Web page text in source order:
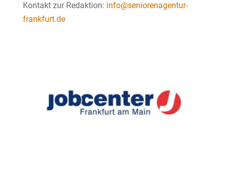
Kontakt zur Redaktion: info@seniorenagentur-
frankfurt.de